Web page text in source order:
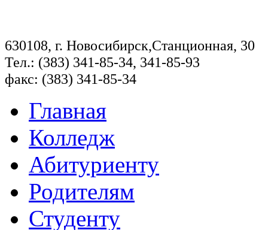
630108, г. Новосибирск,Станционная, 30
Тел.: (383) 341-85-34, 341-85-93
факс: (383) 341-85-34
Главная
Колледж
Абитуриенту
Родителям
Студенту